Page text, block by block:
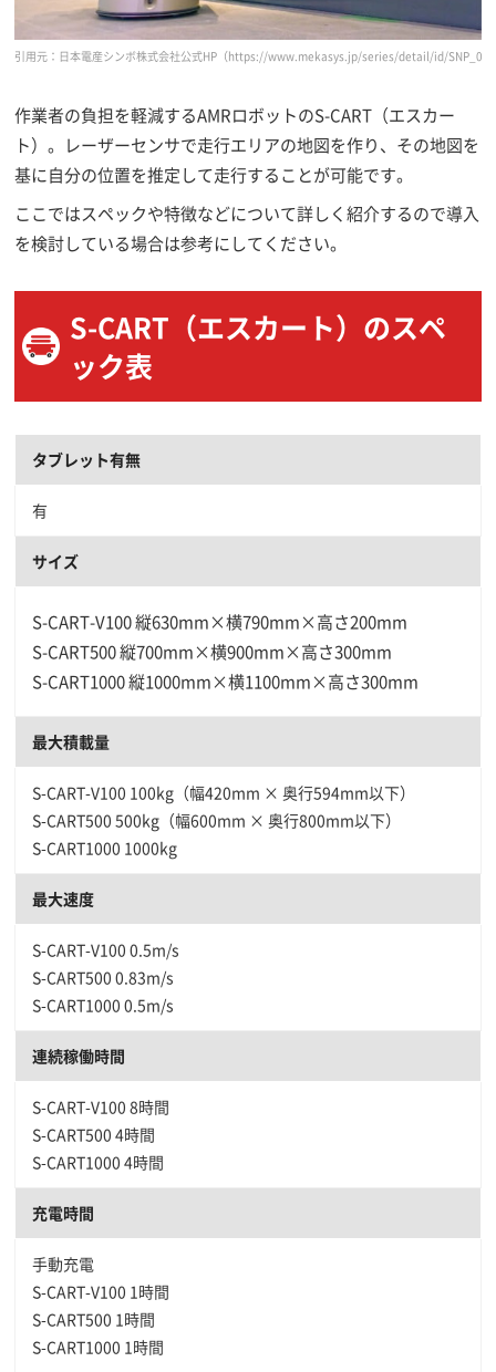
引用元：日本電産シンボ株式会社公式HP （https://www.mekasys.jp/series/detail/id/
作業者の負担を軽減するAMRロボットのS-CART（エスカー
ト）。レーザーセンサで走行エリアの地図を作り、その地図を
基に自分の位置を推定して走行することが可能です。
ここではスペックや特徴などについて詳しく紹介するので導入
を検討している場合は参考にしてください。
S-CART（エスカート）のスペ
ック表
タブレット有無
有
サイズ
S-CART-V100 縦630mm×横790mm×高さ200mm
S-CART500 縦700mm×横900mm×高さ300mm
S-CART1000 縦1000mm×横1100mm×高さ300mm
最大積載量
S-CART-V100 100kg（幅420mm × 奥行594mm以下）
S-CART500 500kg（幅600mm × 奥行800mm以下）
S-CART1000 1000kg
最大速度
S-CART-V100 0.5m/s
S-CART500 0.83m/s
S-CART1000 0.5m/s
連続稼働時間
S-CART-V100 8時間
S-CART500 4時間
S-CART1000 4時間
充電時間
手動充電
S-CART-V100 1時間
S-CART500 1時間
S-CART1000 1時間